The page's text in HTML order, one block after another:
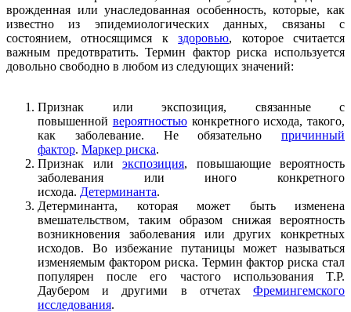
врожденная или унаследованная особенность, которые, как
известно из эпидемиологических данных, связаны с
состоянием, относящимся кздоровью, которое считается
важным предотвратить. Термин фактор риска используется
довольно свободно в любом из следующих значений:
Признак или экспозиция, связанные с
повышенной вероятностьюконкретного исхода, такого,
как заболевание. Не обязательно причинный
фактор. Маркер риска.
Признак или экспозиция, повышающие вероятность
заболевания или иного конкретного
исхода. Детерминанта.
Детерминанта, которая может быть изменена
вмешательством, таким образом снижая вероятность
возникновения заболевания или других конкретных
исходов. Во избежание путаницы может называться
изменяемым фактором риска. Термин фактор риска стал
популярен после его частого использования T.Р.
Даубером и другими в отчетах Фремингемского
исследования.